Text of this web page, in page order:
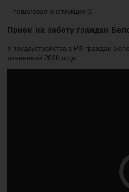
– пошаговая инструкция 3.
Прием на работу граждан
У трудоустройства в РФ граждан
изменений 2020 года.